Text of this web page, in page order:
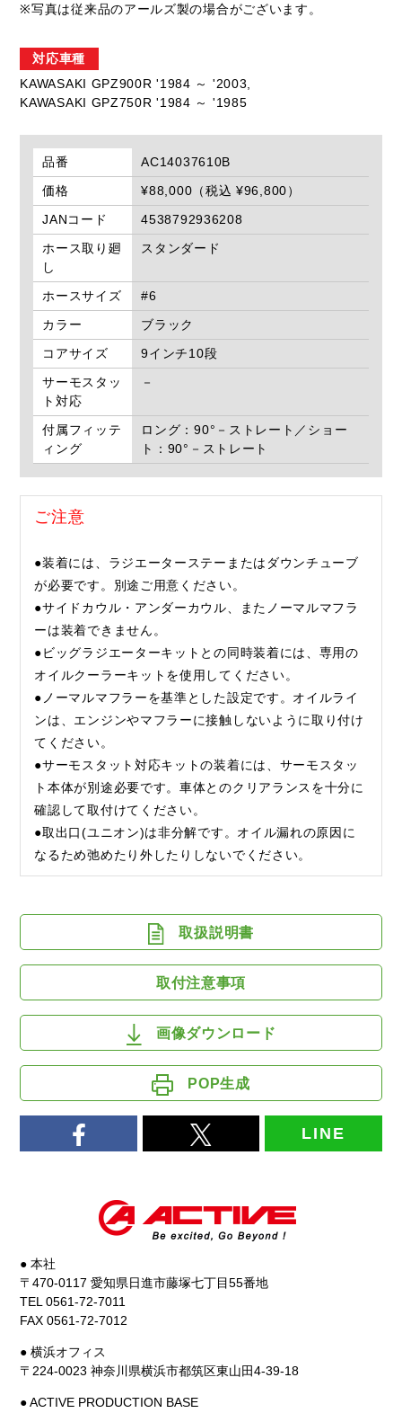
※写真は従来品のアールズ製の場合がございます。
対応車種
KAWASAKI GPZ900R '1984 ～ '2003,
KAWASAKI GPZ750R '1984 ～ '1985
品番
AC14037610B
価格
¥88,000（税込 ¥96,800）
JANコード
4538792936208
ホース取り廻
し
スタンダード
ホースサイズ
#6
カラー
ブラック
コアサイズ
9インチ10段
サーモスタッ
ト対応
－
付属フィッテ
ィング
ロング：90°－ストレート／ショー
ト：90°－ストレート
ご注意
●装着には、ラジエーターステーまたはダウンチューブ
が必要です。別途ご用意ください。
●サイドカウル・アンダーカウル、またノーマルマフラ
ーは装着できません。
●ビッグラジエーターキットとの同時装着には、専用の
オイルクーラーキットを使用してください。
●ノーマルマフラーを基準とした設定です。オイルライ
ンは、エンジンやマフラーに接触しないように取り付け
てください。
●サーモスタット対応キットの装着には、サーモスタッ
ト本体が別途必要です。車体とのクリアランスを十分に
確認して取付けてください。
●取出口(ユニオン)は非分解です。オイル漏れの原因に
なるため弛めたり外したりしないでください。
取扱説明書
取付注意事項
画像ダウンロード
POP生成
LINE
● 本社
〒470-0117 愛知県日進市藤塚七丁目55番地
TEL 0561-72-7011
FAX 0561-72-7012
● 横浜オフィス
〒224-0023 神奈川県横浜市都筑区東山田4-39-18
● ACTIVE PRODUCTION BASE